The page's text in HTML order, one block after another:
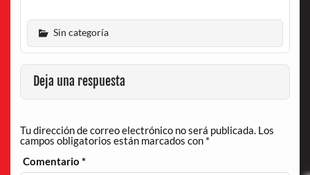
Sin categoría
Deja una respuesta
Tu dirección de correo electrónico no será publicada. Los
campos obligatorios están marcados con *
Comentario*